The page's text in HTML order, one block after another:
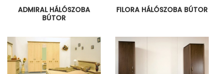
ADMIRAL HÁLÓSZOBA
BÚTOR
FILORA HÁLÓSZOBA BÚTOR